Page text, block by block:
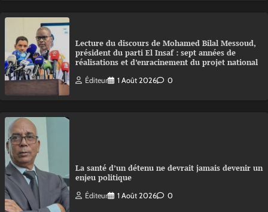
Lecture du discours de Mohamed Bilal Messoud,
président du parti El Insaf : sept années de
réalisations et d’enracinement du projet national
Éditeur 1 Août 2026 0
La santé d’un détenu ne devrait jamais devenir un
enjeu politique
Éditeur 1 Août 2026 0